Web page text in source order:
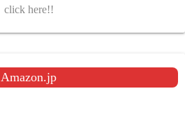
click here!!
Amazon.jp